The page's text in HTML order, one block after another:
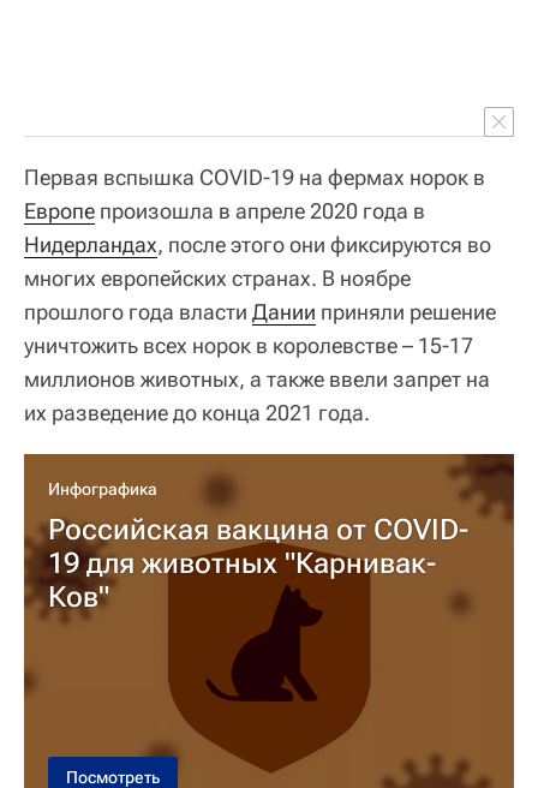
Первая вспышка COVID-19 на фермах норок в
Европе произошла в апреле 2020 года в
Нидерландах, после этого они фиксируются во
многих европейских странах. В ноябре
прошлого года власти Дании приняли решение
уничтожить всех норок в королевстве – 15-17
миллионов животных, а также ввели запрет на
их разведение до конца 2021 года.
Инфографика
Российская вакцина от COVID-
19 для животных "Карнивак-
Ков"
Посмотреть